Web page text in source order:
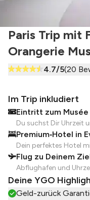
Paris Trip mit
Orangerie
4.7/5(20
Im Trip inkludiert
Eintritt zum Musée
Du suchst Dir Uhrzeit
Premium‑Hotel in
Dein perfektes Hotel
Flug zu Deinem
Abflughafen und
Deine YGO
Geld-zurück